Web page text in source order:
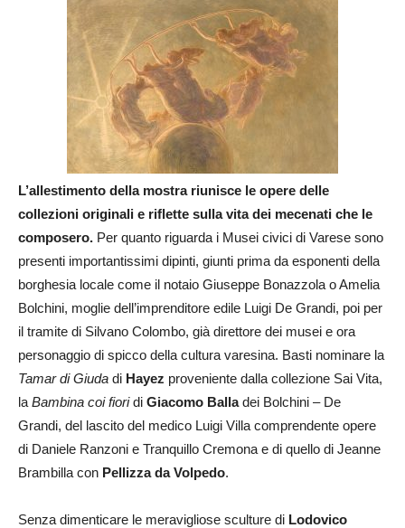
L’allestimento della mostra riunisce le opere delle
collezioni originali e riflette sulla vita dei mecenati che le
composero. Per quanto riguarda i Musei civici di Varese sono
presenti importantissimi dipinti, giunti prima da esponenti della
borghesia locale come il notaio Giuseppe Bonazzola o Amelia
Bolchini, moglie dell’imprenditore edile Luigi De Grandi, poi per
il tramite di Silvano Colombo, già direttore dei musei e ora
personaggio di spicco della cultura varesina. Basti nominare la
Tamar di Giuda di Hayez proveniente dalla collezione Sai Vita,
la Bambina coi fioridi Giacomo Balladei Bolchini – De
Grandi, del lascito del medico Luigi Villa comprendente opere
di Daniele Ranzoni e Tranquillo Cremona e di quello di Jeanne
Brambilla con Pellizza da Volpedo.
Senza dimenticare le meravigliose sculture di Lodovico